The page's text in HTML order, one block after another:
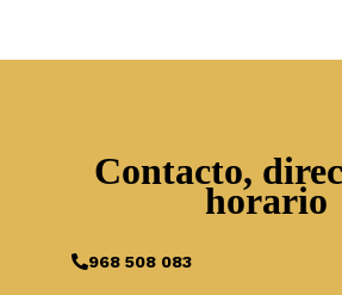
Contacto,
horario
968 508 083